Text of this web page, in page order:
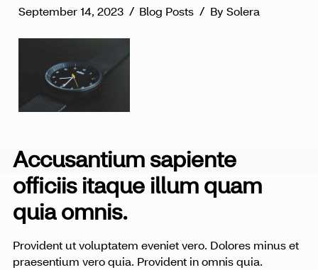
September 14, 2023 / Blog Posts / By Solera
Accusantium sapiente
officiis itaque illum quam
quia omnis.
Provident ut voluptatem eveniet vero. Dolores minus et
praesentium vero quia. Provident in omnis quia.